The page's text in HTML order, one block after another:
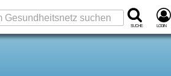
Suche Login